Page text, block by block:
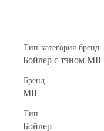
Тип-категория-бренд
Бойлер с тэном MIE
Бренд
MIE
Тип
Бойлер